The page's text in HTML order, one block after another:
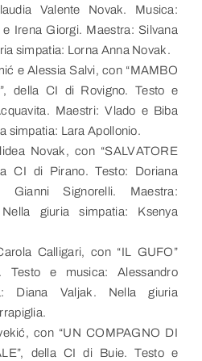
Valente Novak. Musica:
Irena Giorgi. Maestra: Silvana
simpatia: Lorna Anna Novak.
e Alessia Salvi, con “MAMBO
della CI di Rovigno. Testo e
Maestri: Vlado e Biba
simpatia: Lara Apollonio.
Novak, con “SALVATORE
CI di Pirano. Testo: Doriana
Gianni Signorelli. Maestra:
giuria simpatia: Ksenya
Calligari, con “IL GUFO”
e musica: Alessandro
Diana Valjak. Nella giuria
con “UN COMPAGNO DI
della CI di Buie. Testo e